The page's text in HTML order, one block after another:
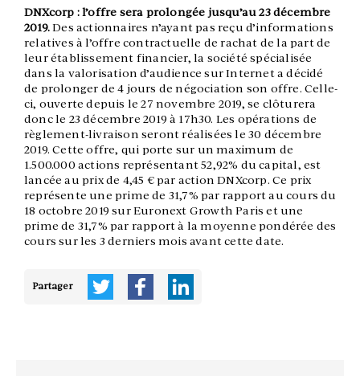
DNXcorp : l’offre sera prolongée jusqu’au 23 décembre
2019.Des actionnaires n’ayant pas reçu d’informations
relatives à l’offre contractuelle de rachat de la part de
leur établissement financier, la société spécialisée
dans la valorisation d’audience sur Internet a décidé
de prolonger de 4 jours de négociation son offre. Celle-
ci, ouverte depuis le 27 novembre 2019, se clôturera
donc le 23 décembre 2019 à 17h30. Les opérations de
règlement-livraison seront réalisées le 30 décembre
2019. Cette offre, qui porte sur un maximum de
1.500.000 actions représentant 52,92% du capital, est
lancée au prix de 4,45 € par action DNXcorp. Ce prix
représente une prime de 31,7% par rapport au cours du
18 octobre 2019 sur Euronext Growth Paris et une
prime de 31,7% par rapport à la moyenne pondérée des
cours sur les 3 derniers mois avant cette date.
Partager